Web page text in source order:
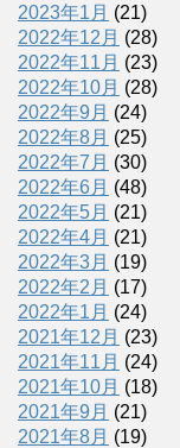
2023年1月 (21)
2022年12月 (28)
2022年11月 (23)
2022年10月 (28)
2022年9月 (24)
2022年8月 (25)
2022年7月 (30)
2022年6月 (48)
2022年5月 (21)
2022年4月 (21)
2022年3月 (19)
2022年2月 (17)
2022年1月 (24)
2021年12月 (23)
2021年11月 (24)
2021年10月 (18)
2021年9月 (21)
2021年8月 (19)